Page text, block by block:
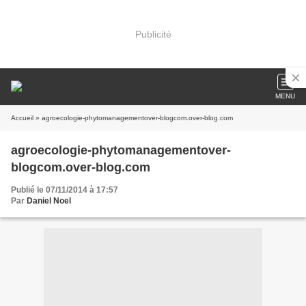
Publicité
MENU
Accueil » agroecologie-phytomanagementover-blogcom.over-blog.com
agroecologie-phytomanagementover-
blogcom.over-blog.com
Publié le 07/11/2014 à 17:57
Par Daniel Noel